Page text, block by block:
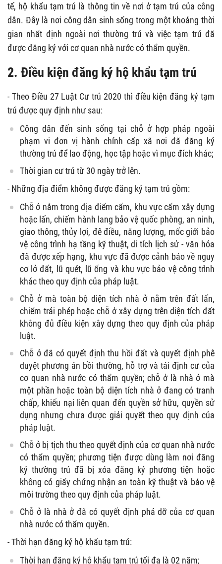
tế, hộ khẩu tạm trú là thông tin về nơi ở tạm trú của công
dân. Đây là nơi công dân sinh sống trong một khoảng thời
gian nhất định ngoài nơi thường trú và việc tạm trú đã
được đăng ký với cơ quan nhà nước có thẩm quyền.
2. Điều kiện đăng ký hộ khẩu tạm trú
- Theo Điều 27 Luật Cư trú 2020 thì điều kiện đăng ký tạm
trú được quy định như sau:
Công dân đến sinh sống tại chỗ ở hợp pháp ngoài
phạm vi đơn vị hành chính cấp xã nơi đã đăng ký
thường trú để lao động, học tập hoặc vì mục đích khác;
Thời gian cư trú từ 30 ngày trở lên.
- Những địa điểm không được đăng ký tạm trú gồm:
Chỗ ở nằm trong địa điểm cấm, khu vực cấm xây dựng
hoặc lấn, chiếm hành lang bảo vệ quốc phòng, an ninh,
giao thông, thủy lợi, đê điều, năng lượng, mốc giới bảo
vệ công trình hạ tầng kỹ thuật, di tích lịch sử - văn hóa
đã được xếp hạng, khu vực đã được cảnh báo về nguy
cơ lở đất, lũ quét, lũ ống và khu vực bảo vệ công trình
khác theo quy định của pháp luật.
Chỗ ở mà toàn bộ diện tích nhà ở nằm trên đất lấn,
chiếm trái phép hoặc chỗ ở xây dựng trên diện tích đất
không đủ điều kiện xây dựng theo quy định của pháp
luật.
Chỗ ở đã có quyết định thu hồi đất và quyết định phê
duyệt phương án bồi thường, hỗ trợ và tái định cư của
cơ quan nhà nước có thẩm quyền; chỗ ở là nhà ở mà
một phần hoặc toàn bộ diện tích nhà ở đang có tranh
chấp, khiếu nại liên quan đến quyền sở hữu, quyền sử
dụng nhưng chưa được giải quyết theo quy định của
pháp luật.
Chỗ ở bị tịch thu theo quyết định của cơ quan nhà nước
có thẩm quyền; phương tiện được dùng làm nơi đăng
ký thường trú đã bị xóa đăng ký phương tiện hoặc
không có giấy chứng nhận an toàn kỹ thuật và bảo vệ
môi trường theo quy định của pháp luật.
Chỗ ở là nhà ở đã có quyết định phá dỡ của cơ quan
nhà nước có thẩm quyền.
- Thời hạn đăng ký hộ khẩu tạm trú:
Thời hạn đăng ký hộ khẩu tạm trú tối đa là 02 năm;